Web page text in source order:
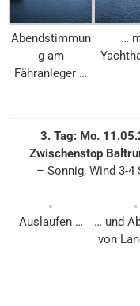
Abendstimmun
g am
Fähranleger …
…
3. Tag: Mo.
Zwischenstop
– Sonnig, Wind 3-4
Auslaufen …
… und
von